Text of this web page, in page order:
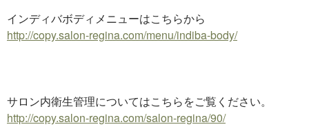
インディバボディメニューはこちらから
http://copy.salon-regina.com/menu/indiba-body/
サロン内衛生管理についてはこちらをご覧ください。
http://copy.salon-regina.com/salon-regina/90/